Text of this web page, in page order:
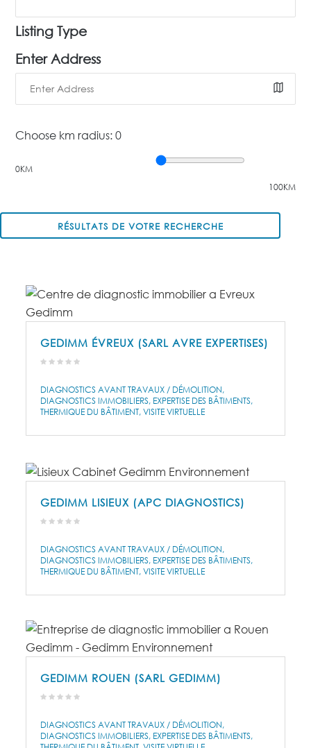
Listing Type
Enter Address
Choose km radius:0
0KM
100KM
RÉSULTATS DE VOTRE RECHERCHE
GEDIMM ÉVREUX (SARL AVRE EXPERTISES)
DIAGNOSTICS AVANT TRAVAUX / DÉMOLITION
DIAGNOSTICS IMMOBILIERS EXPERTISE DES BÂTIMENTS
THERMIQUE DU BÂTIMENT VISITE VIRTUELLE
GEDIMM LISIEUX (APC DIAGNOSTICS)
DIAGNOSTICS AVANT TRAVAUX / DÉMOLITION
DIAGNOSTICS IMMOBILIERS EXPERTISE DES BÂTIMENTS
THERMIQUE DU BÂTIMENT VISITE VIRTUELLE
GEDIMM ROUEN (SARL GEDIMM)
DIAGNOSTICS AVANT TRAVAUX / DÉMOLITION
DIAGNOSTICS IMMOBILIERS EXPERTISE DES BÂTIMENTS